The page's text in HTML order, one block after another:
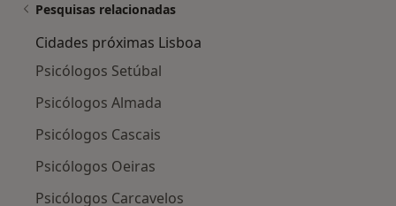
Pesquisas relacionadas
Cidades próximas Lisboa
Psicólogos Setúbal
Psicólogos Almada
Psicólogos Cascais
Psicólogos Oeiras
Psicólogos Carcavelos